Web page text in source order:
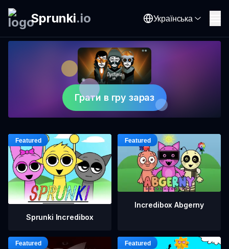
Sprunki.io Українська
Грати в гру зараз
Sprunki Incredibox
Incredibox Abgerny